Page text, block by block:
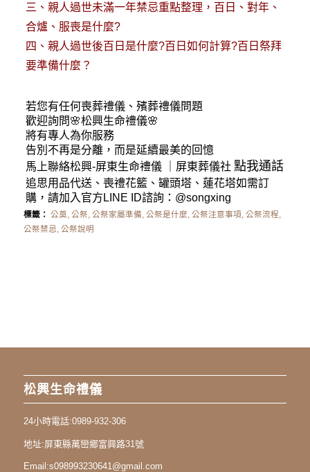
三、 親人過世未滿一年禁忌重點整理，百日、對年、
合爐、服喪是什麼?
四、 親人過世後百日是什麼?百日如何計算?百日祭拜
要準備什麼？
若您有任何喪葬禮儀、殯葬禮儀問題
歡迎詢問🌸松興生命禮儀🌸
將有專人為你服務
告別不再是分離，而是延續最美的回憶
馬上聯絡松興-屏東生命禮儀｜ 屏東葬儀社 點我通話
追思用品代送、喪禮花籃、罐頭塔、蓮花塔如需訂
購，請加入官方LINE ID諮詢： @songxing
標籤： 公奠 公祭 公祭家屬準備 公祭是什麼 公祭注意事項 公祭流程
公祭禁忌 公祭說明
松興生命禮儀
24小時電話:0989-932-306
地址:屏東縣萬巒鄉富興路31號
Email:s098993230641@gmail.com